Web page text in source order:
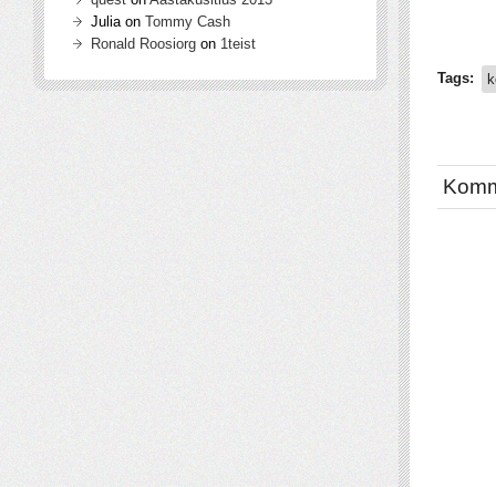
Tags:
Juliaon Tommy Cash
Ronald Roosiorg on 1teist